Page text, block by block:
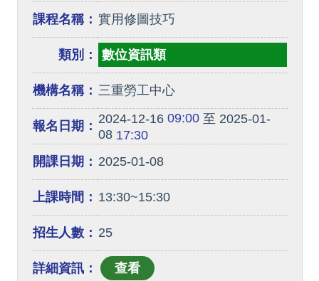
課程名稱： 實用修圖技巧
類別： 數位資訊類
機構名稱： 三重勞工中心
報名日期： 2024-12-1609:00至 2025-01-
0817:30
開課日期： 2025-01-08
上課時間： 13:30~15:30
招生人數： 25
詳細資訊：